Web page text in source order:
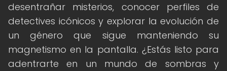
desentrañar misterios, conocer perfiles de
detectives icónicos y explorar la evolución de
un género que sigue manteniendo su
magnetismo en la pantalla. ¿Estás listo para
adentrarte en un mundo de sombras y